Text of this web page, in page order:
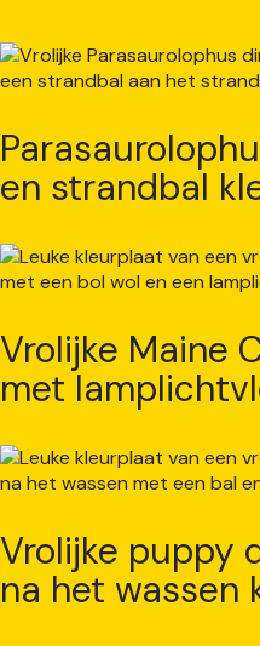
en strandbal
Vrolijke Maine
met
Vrolijke puppy
na het wassen